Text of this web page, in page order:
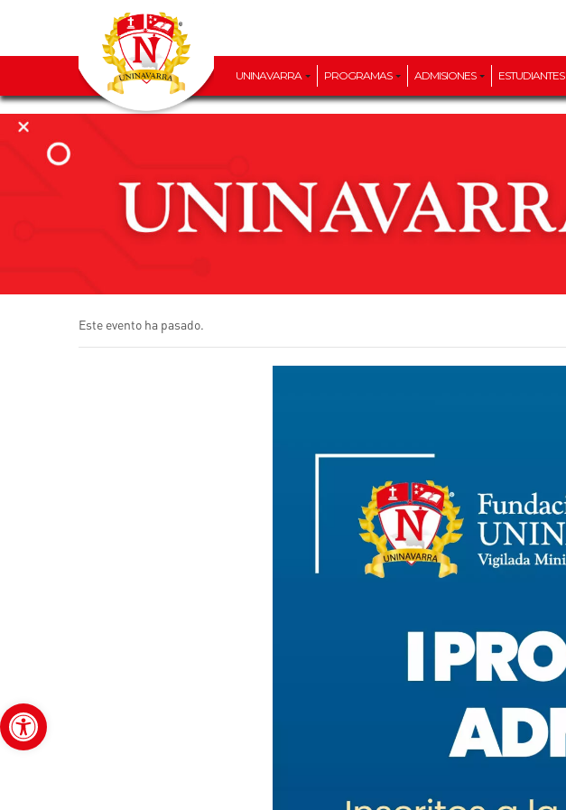
Abrir barra de herramientas
UNINAVARRA PROGRAMAS ADMISIONES ESTUDIANTES
Este evento ha pasado.